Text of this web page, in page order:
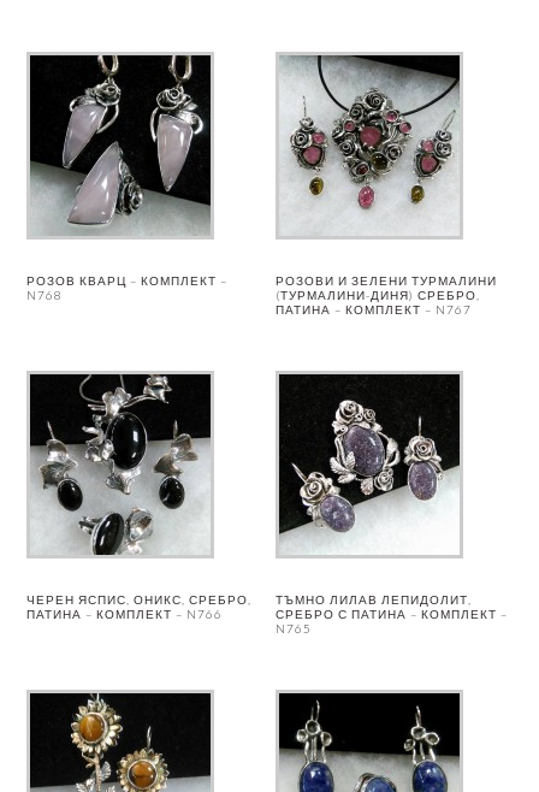
РОЗОВ КВАРЦ – КОМПЛЕКТ –
N768
РОЗОВИ И ЗЕЛЕНИ ТУРМАЛИНИ
(ТУРМАЛИНИ-ДИНЯ) СРЕБРО,
ПАТИНА – КОМПЛЕКТ – N767
ЧЕРЕН ЯСПИС, ОНИКС, СРЕБРО,
ПАТИНА – КОМПЛЕКТ – N766
ТЪМНО ЛИЛАВ ЛЕПИДОЛИТ,
СРЕБРО С ПАТИНА – КОМПЛЕКТ –
N765